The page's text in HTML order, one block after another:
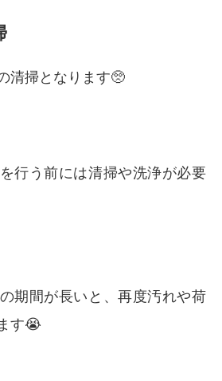
清掃となります🥺
行う前には清掃や洗浄が必要
期間が長いと、再度汚れや荷
す😭